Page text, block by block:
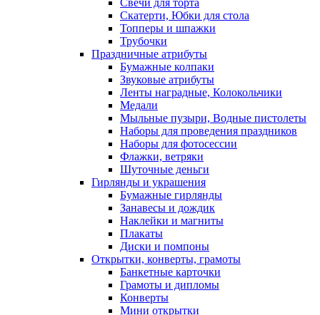
Свечи для торта
Скатерти, Юбки для стола
Топперы и шпажки
Трубочки
Праздничные атрибуты
Бумажные колпаки
Звуковые атрибуты
Ленты наградные, Колокольчики
Медали
Мыльные пузыри, Водные пистолеты
Наборы для проведения праздников
Наборы для фотосессии
Флажки, ветряки
Шуточные деньги
Гирлянды и украшения
Бумажные гирлянды
Занавесы и дождик
Наклейки и магниты
Плакаты
Диски и помпоны
Открытки, конверты, грамоты
Банкетные карточки
Грамоты и дипломы
Конверты
Мини открытки